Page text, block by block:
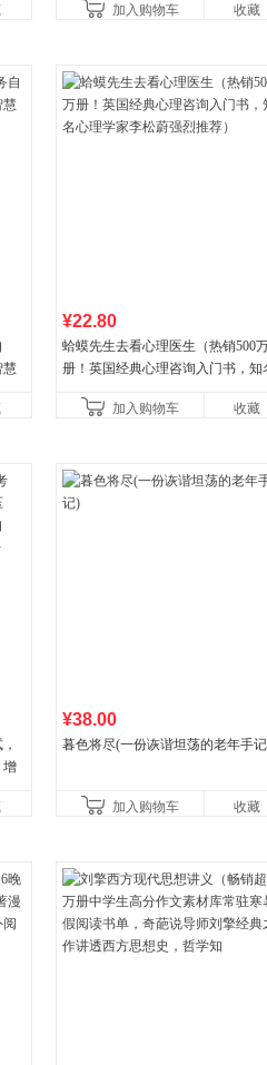
菘、张军、周黎安、王烁联
加入购物车 收藏
慧
¥22.80
蛤蟆先生去看心理医生（热销500
册！英国经典心理咨询入门书，知
加入购物车
收藏
增
¥38.00
暮色将尽(一份诙谐坦荡的老年手
加入购物车 收藏